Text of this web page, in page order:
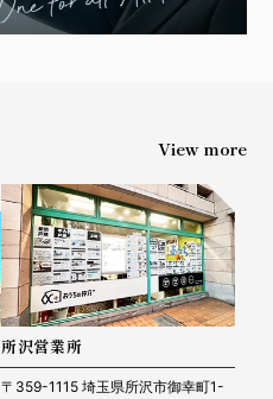
View more
所沢営業所
〒359-1115 埼玉県所沢市御幸町1-